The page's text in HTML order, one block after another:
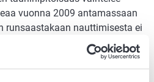
vuonna 2009 antamassaan
runsaastakaan nauttimisesta ei
vahvistetaan tauriinin
määräksi, jolla ei ole
1 000 mg kehon painokiloa